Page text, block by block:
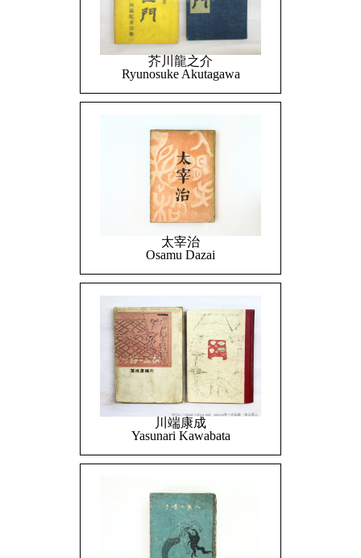
芥川龍之介
Ryunosuke Akutagawa
太宰治
Osamu Dazai
川端康成
Yasunari Kawabata